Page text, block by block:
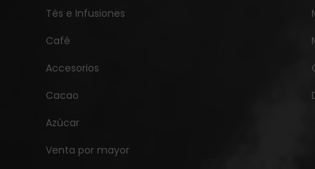
Tés e Infusiones
Café
Accesorios
Cacao
Azúcar
Venta por mayor